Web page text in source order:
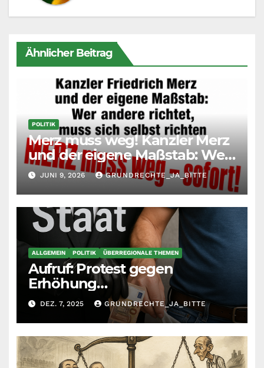
Ähnlicher Beitrag
POLITIK
Merz muss weg! Kanzler Merz
und der eigene Maßstab: Wer
andere richtet, muss sich
selbst richten
JUNI 9, 2026 GRUNDRECHTE_JA_BITTE
ALLGEMEIN POLITIK ÜBERREGIONALE THEMEN
Aufruf: Protest gegen
Erhöhung
Krankenkassenbeiträge
DEZ. 7, 2025 GRUNDRECHTE_JA_BITTE